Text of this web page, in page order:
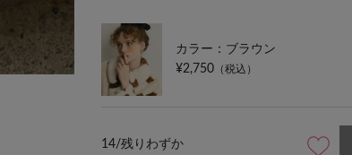
カラー：ブラウン
¥2,750 （税込）
14/残りわずか